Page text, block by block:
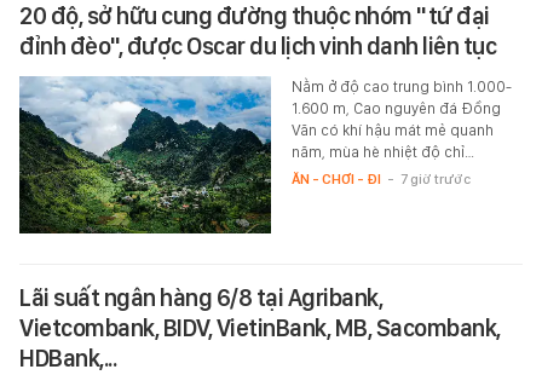
20 độ, sở hữu cung đường thuộc nhóm "tứ đại
đỉnh đèo", được Oscar du lịch vinh danh liên tục
Nằm ở độ cao trung bình 1.000-
1.600 m, Cao nguyên đá Đồng
Văn có khí hậu mát mẻ quanh
năm, mùa hè nhiệt độ chỉ…
ĂN - CHƠI - ĐI - 7 giờ trước
Lãi suất ngân hàng 6/8 tại Agribank,
Vietcombank, BIDV, VietinBank, MB, Sacombank,
HDBank,...